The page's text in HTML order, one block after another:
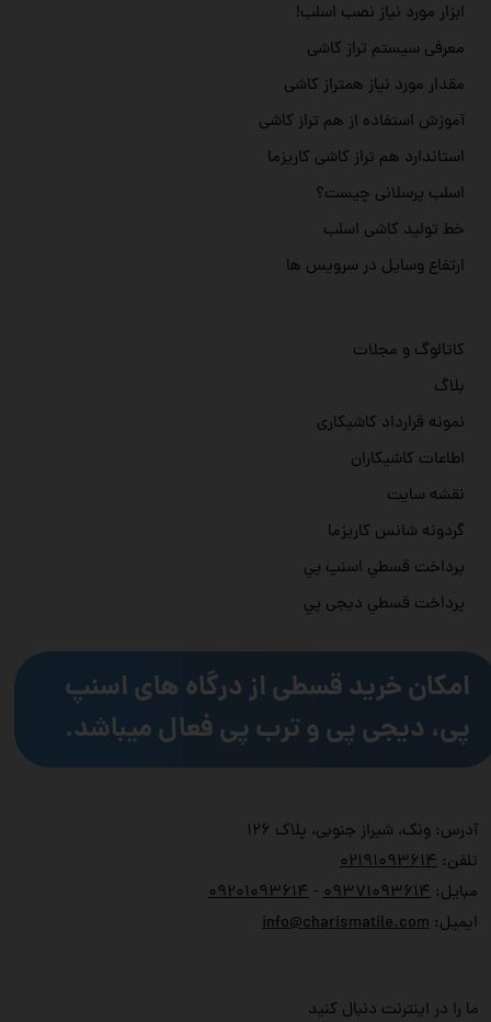
ما را در اینترنت دنبال کنید
آدرس: ونک، شیراز جنوبی، پلاک ۱۲۶
تلفن:
۰۲۱۹۱۰۹۳۶۱۴
مبایل:
۰۹۳۷۱۰۹۳۶۱۴ - ۰۹۲۰۱۰۹۳۶۱۴
ایمیل:info@charismatile.com
کاتالوگ و مجلات
بلاگ
نمونه قرارداد کاشیکاری
اطاعات کاشیکاران
نقشه سایت
گردونه شانس کاریزما
پرداخت قسطي اسنپ پي
پرداخت قسطي دیجی پي
ابزار مورد نیاز نصب اسلب!
معرفی سیستم تراز کاشی
مقدار مورد نیاز همتراز کاشی
آموزش استفاده از هم تراز کاشی
استاندارد هم تراز کاشی کاریزما
اسلب پرسلانی چیست؟
خط تولید کاشی اسلب
ارتفاع وسایل در سرویس ها
امکان خرید قسطی از درگاه های اسنپ
پی، دیجی پی و ترب پی فعال میباشد.